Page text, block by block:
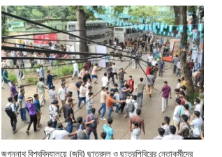
জগন্নাথ বিশ্ববিদ্যালয়ে (জবি) ছাত্রদল ও ছাত্রশিবিরের নেতাকর্মীদের